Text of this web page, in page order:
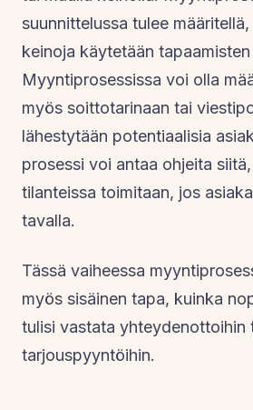
suunnittelussa tulee
keinoja käytetään
Myyntiprosessissa voi olla
myös soittotarinaan tai
lähestytään potentiaalisia
prosessi voi antaa ohjeita
tilanteissa toimitaan, jos
tavalla.
Tässä vaiheessa
myös sisäinen tapa, kuinka
tulisi vastata yhteydenottoihin
tarjouspyyntöihin.